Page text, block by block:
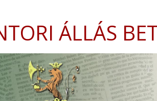
ÁLLÁS